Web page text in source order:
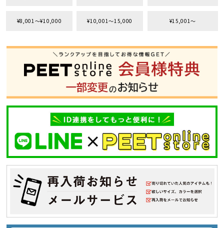
XXL
XXXL
29inc
30inc
32inc
34inc
36inc
38inc
KIDS
カラー
tune
¥8,001〜¥10,000 ¥10,001〜15,000 ¥15,001〜